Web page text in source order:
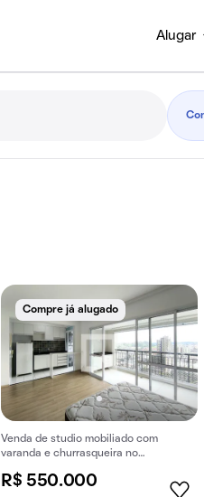
Alugar
Compre já alugado
Venda de studio mobiliado com
varanda e churrasqueira no
R$ 550.000